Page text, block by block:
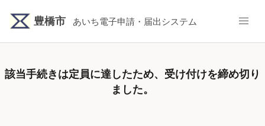
豊橋市 あいち電子申請・届出システム
該当手続きは定員に達したため、受け付けを締め切り
ました。